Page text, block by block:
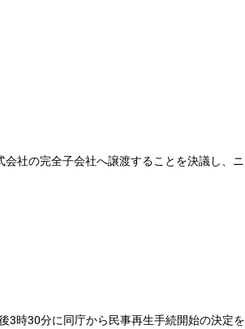
社の完全子会社へ譲渡することを決議し、ニ
時30分に同庁から民事再生手続開始の決定を